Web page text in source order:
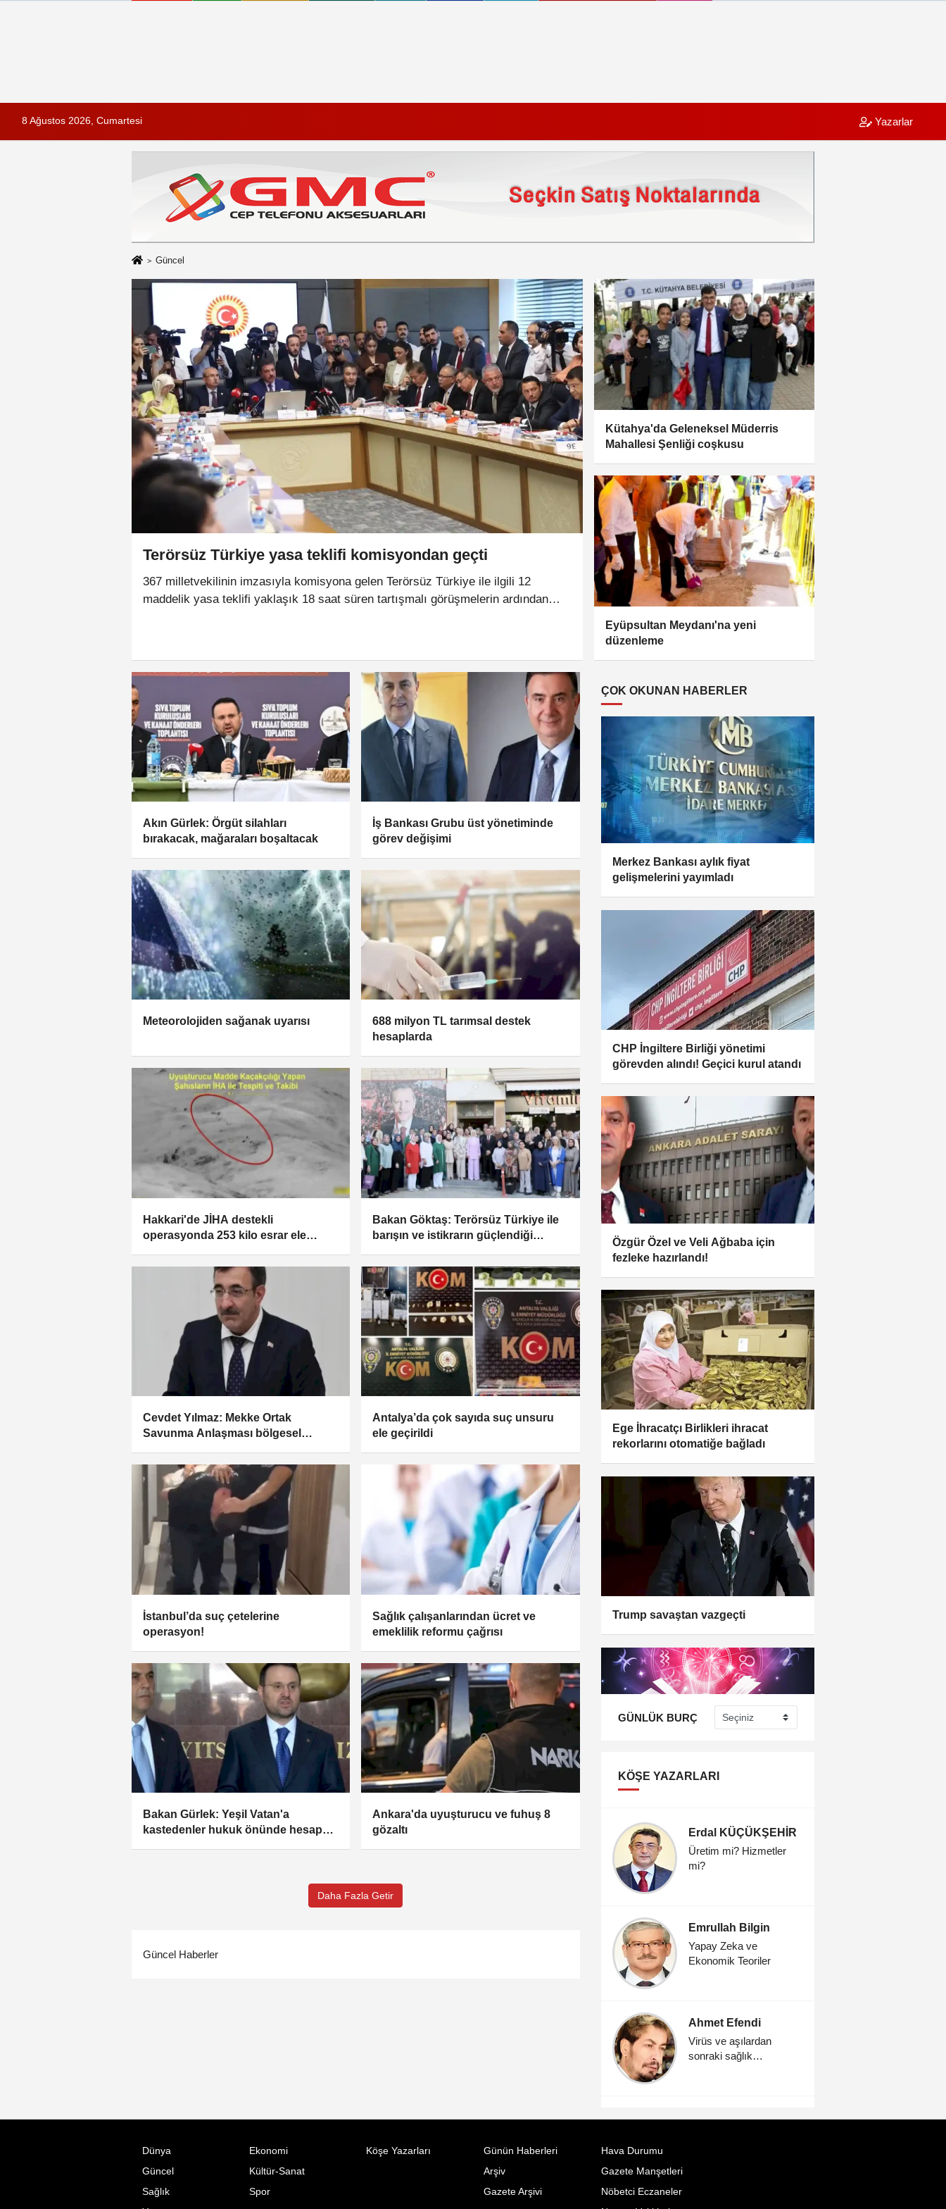
8 Ağustos 2026, Cumartesi Yazarlar
Güncel
Terörsüz Türkiye yasa teklifi komisyondan geçti
367 milletvekilinin imzasıyla komisyona gelen Terörsüz Türkiye ile ilgili 12
maddelik yasa teklifi yaklaşık 18 saat süren tartışmalı görüşmelerin ardından
Kütahya'da Geleneksel Müderris
Mahallesi Şenliği coşkusu
Eyüpsultan Meydanı'na yeni
düzenleme
Akın Gürlek: Örgüt silahları
bırakacak, mağaraları boşaltacak
İş Bankası Grubu üst yönetiminde
görev değişimi
Meteorolojiden sağanak uyarısı
688 milyon TL tarımsal destek
hesaplarda
Hakkari'de JİHA destekli
operasyonda 253 kilo esrar ele
Bakan Göktaş: Terörsüz Türkiye ile
barışın ve istikrarın güçlendiği
Cevdet Yılmaz: Mekke Ortak
Savunma Anlaşması bölgesel
Antalya’da çok sayıda suç unsuru
ele geçirildi
İstanbul’da suç çetelerine
operasyon!
Sağlık çalışanlarından ücret ve
emeklilik reformu çağrısı
Bakan Gürlek: Yeşil Vatan'a
kastedenler hukuk önünde hesap
Ankara'da uyuşturucu ve fuhuş 8
gözaltı
Daha Fazla Getir
Güncel Haberler
ÇOK OKUNAN HABERLER
Merkez Bankası aylık fiyat
gelişmelerini yayımladı
CHP İngiltere Birliği yönetimi
görevden alındı! Geçici kurul atandı
Özgür Özel ve Veli Ağbaba için
fezleke hazırlandı!
Ege İhracatçı Birlikleri ihracat
rekorlarını otomatiğe bağladı
Trump savaştan vazgeçti
GÜNLÜK BURÇ
KÖŞE YAZARLARI
Üretim mi? Hizmetler
Erdal KÜÇÜKŞEHİR
Üretim mi? Hizmetler
mi?
Emrullah Bilgin
Yapay Zeka ve
Ekonomik Teoriler
Ahmet Efendi
Virüs ve aşılardan
sonraki sağlık
Dünya
Ekonomi
Güncel
Kültür-Sanat
Sağlık
Spor
Köşe Yazarları
Günün Haberleri
Arşiv
Gazete Arşivi
Hava Durumu
Gazete Manşetleri
Nöbetci Eczaneler